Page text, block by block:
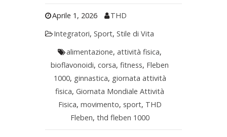
Aprile 1, 2026
THD
Integratori, Sport, Stile di Vita
alimentazione,attività fisica,
bioflavonoidi,corsa,fitness, Fleben
1000, ginnastica, giornata attività
fisica,Giornata Mondiale Attività
Fisica, movimento, sport, THD
Fleben, thd fleben 1000